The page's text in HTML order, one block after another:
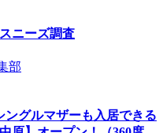
ニーズ調査
部
グルマザーも入居できる